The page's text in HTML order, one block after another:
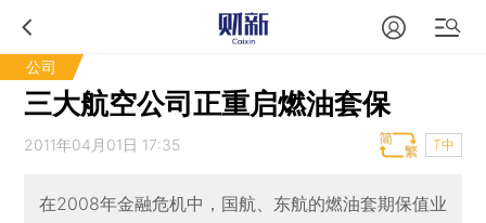
公司
三大航空公司正重启燃油套保
2011年04月01日 17:35 T中
在2008年金融危机中，国航、东航的燃油套期保值业